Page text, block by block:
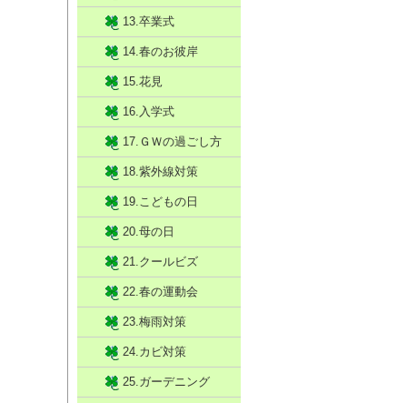
13.卒業式
14.春のお彼岸
15.花見
16.入学式
17.ＧＷの過ごし方
18.紫外線対策
19.こどもの日
20.母の日
21.クールビズ
22.春の運動会
23.梅雨対策
24.カビ対策
25.ガーデニング